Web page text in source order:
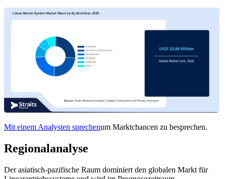
Mit einem Analysten sprechenum Marktchancen zu besprechen.
Regionalanalyse
Der asiatisch-pazifische Raum dominiert den globalen Markt für